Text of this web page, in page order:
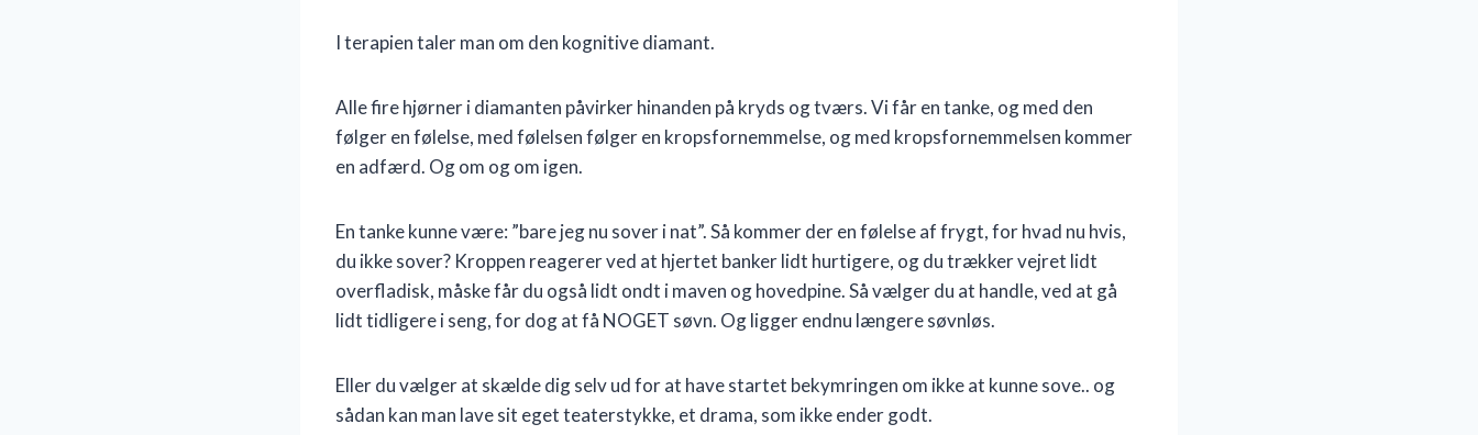
I terapien taler man om den kognitive diamant.
Alle fire hjørner i diamanten påvirker hinanden på kryds og tværs. Vi får en tanke, og med den
følger en følelse, med følelsen følger en kropsfornemmelse, og med kropsfornemmelsen kommer
en adfærd. Og om og om igen.
En tanke kunne være: ”bare jeg nu sover i nat”. Så kommer der en følelse af frygt, for hvad nu hvis,
du ikke sover? Kroppen reagerer ved at hjertet banker lidt hurtigere, og du trækker vejret lidt
overfladisk, måske får du også lidt ondt i maven og hovedpine. Så vælger du at handle, ved at gå
lidt tidligere i seng, for dog at få NOGET søvn. Og ligger endnu længere søvnløs.
Eller du vælger at skælde dig selv ud for at have startet bekymringen om ikke at kunne sove.. og
sådan kan man lave sit eget teaterstykke, et drama, som ikke ender godt.